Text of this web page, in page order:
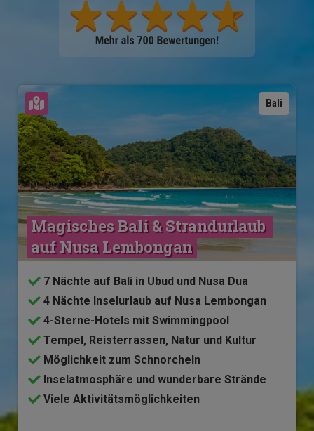
Bali
Magisches Bali & Strandurlaub
auf Nusa Lembongan
7 Nächte auf Bali in Ubud und Nusa Dua
4 Nächte Inselurlaub auf Nusa Lembongan
4-Sterne-Hotels mit Swimmingpool
Tempel, Reisterrassen, Natur und Kultur
Möglichkeit zum Schnorcheln
Inselatmosphäre und wunderbare Strände
Viele Aktivitätsmöglichkeiten